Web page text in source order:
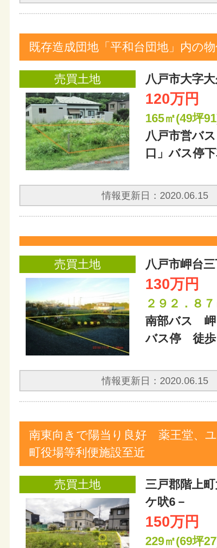
既存造成団地「平和台団地」内の
売買土地 八戸市大字
120万円
165㎡(49坪
八戸市営バ
口」バス停
情報更新日：2020.06.15
売買土地 八戸市岬台
130万円
２９２．８
南部バス 岬
バス停 徒歩
情報更新日：2020.06.15
南東向きで陽当り良好 薬王堂、
町役場等利便施設至近
売買土地
三戸郡階上
ケ吠6－
150万円
229㎡(69坪